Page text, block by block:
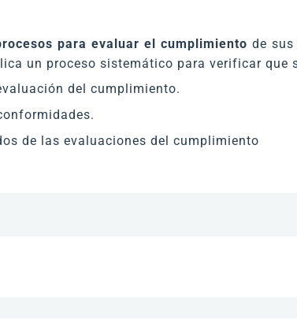
para evaluar el cumplimiento de
un proceso sistemático para verificar que
del cumplimiento.
de las evaluaciones del cumplimiento